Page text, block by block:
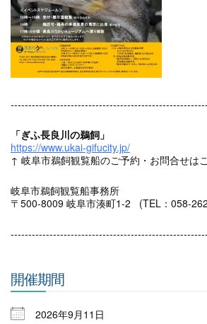
「ぎふ長良川の鵜飼」
https://www.ukai-gifucity.jp/
↑ 岐阜市鵜飼観覧船のご予約・お問合せは
岐阜市鵜飼観覧船事務所
〒500-8009 岐阜市湊町1-2 (TEL：058-
開催期間
2026年9月11日